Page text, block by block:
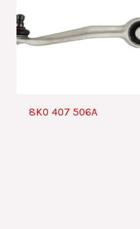
8K0 407 506A